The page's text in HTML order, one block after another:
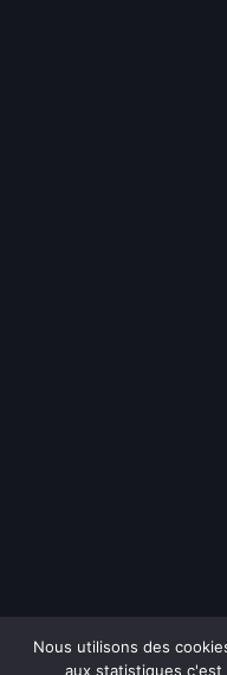
Nous utilisons des
aux statistiques c'est